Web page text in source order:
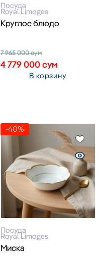
Посуда
Royal Limoges
Круглое блюдо
7 965 000сум
4 779 000сум
В корзину
-40%
Посуда
Royal Limoges
Миска